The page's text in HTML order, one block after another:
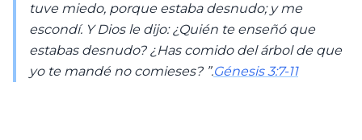
tuve miedo, porque estaba desnudo; y me
escondí. Y Dios le dijo: ¿Quién te enseñó que
estabas desnudo? ¿Has comido del árbol de que
yo te mandé no comieses? ”.Génesis 3:7-11